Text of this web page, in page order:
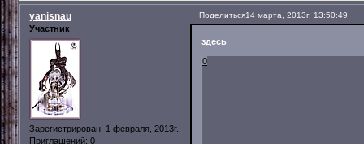
Поделиться14 марта, 2013г. 13:50:49
yanisnau
Участник
Зарегистрирован: 1 февраля, 2013г.
Приглашений: 0
здесь
0